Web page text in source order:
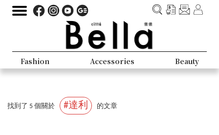
Fashion Accessories Beauty
找到了 5 個關於 #達利 的文章